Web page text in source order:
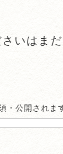
いはま
・公開されま